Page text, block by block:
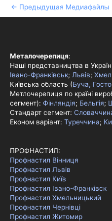
← Предыдущая Медиафайлы
Металочерепиця:
Наші представництва в
Івано-Франківськ; Львів;
Київська область (Буча,
Метлочерепиця по країні
сегмент): Фінляндія; Бельгія;
Стандарт сегмент:
Економ варіант: Туреччина;
ПРОФНАСТИЛ:
Профнастил Вінниця
Профнастил Львів
Профнастил Київ
Профнастил Івано-Франківск
Профнастил Хмельницький
Профнастил Чернівці
Профнастил Житомир